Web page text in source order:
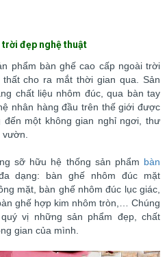
trời đẹp nghệ thuật
phẩm bàn ghế cao cấp ngoài trời
cho ra mắt thời gian qua. Sản
chất liệu nhôm đúc, qua bàn tay
nhân hàng đầu trên thế giới được
một không gian nghỉ ngơi, thư
vườn.
sỡ hữu hệ thống sản phẩm bàn
dạng: bàn ghế nhôm đúc mặt
mặt, bàn ghế nhôm đúc lục giác,
ghế hợp kim nhôm tròn,… Chúng
vị những sản phẩm đẹp, chất
gian của mình.